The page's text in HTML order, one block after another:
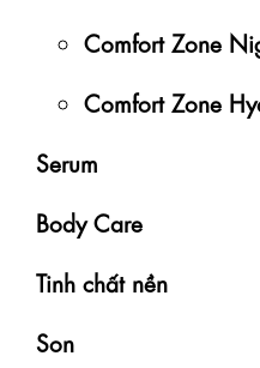
Comfort Zone
Comfort Zone
Serum
Body Care
Tinh chất nền
Son